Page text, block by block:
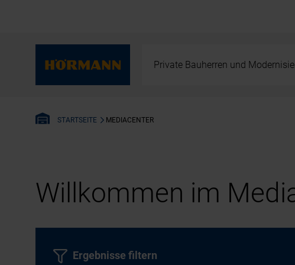
Private Bauherren und
STARTSEITE MEDIACENTER
Willkommen im
Ergebnisse filtern